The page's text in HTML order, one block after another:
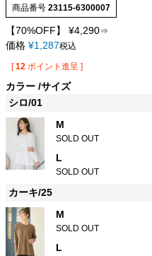
商品番号 23115-6300007
【70%OFF】 ¥4,290⇒
価格 ¥1,287税込
[ 12 ポイント進呈 ]
カラー サイズ
シロ/01
M
SOLD OUT
L
SOLD OUT
カーキ/25
M
SOLD OUT
L